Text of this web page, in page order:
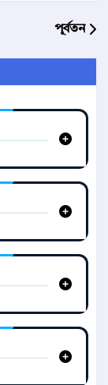
পূর্বতন